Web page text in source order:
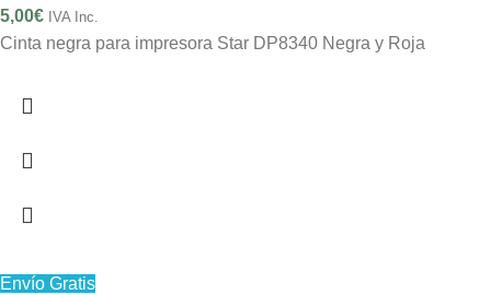
5,00€ IVA Inc.
Cinta negra para impresora Star DP8340 Negra y Roja
Envío Gratis